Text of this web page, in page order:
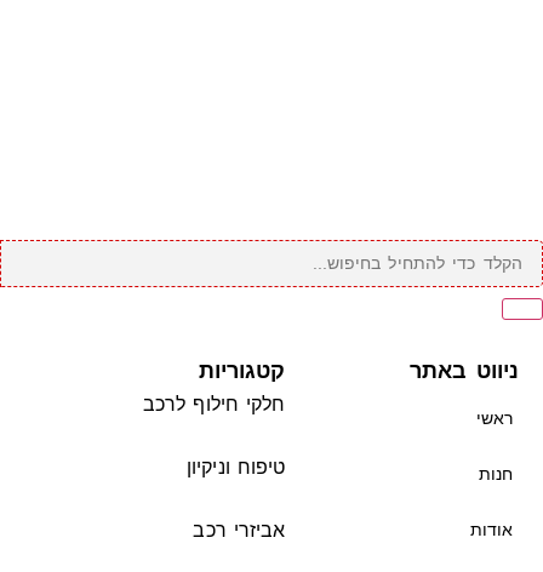
ניווט באתר
ראשי
חנות
אודות
קטגוריות
חלקי חילוף לרכב
טיפוח וניקיון
אביזרי רכב